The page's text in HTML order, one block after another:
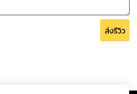
ส่งรีวิว